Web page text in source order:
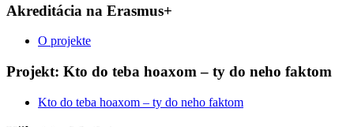
Akreditácia na Erasmus+
O projekte
Projekt: Kto do teba hoaxom – ty do neho faktom
Kto do teba hoaxom – ty do neho faktom